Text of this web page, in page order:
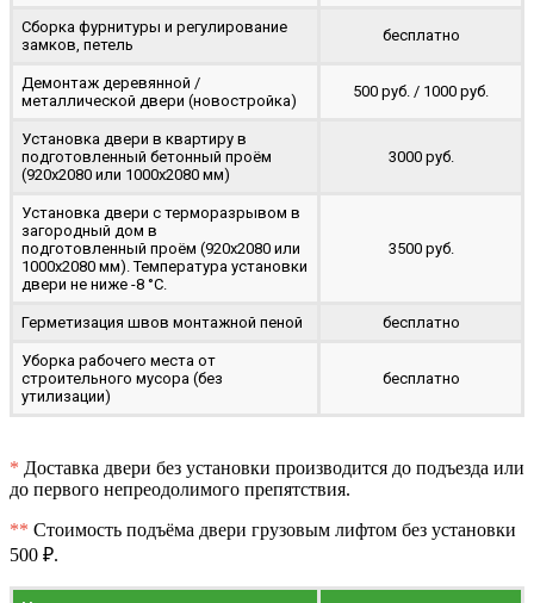
Сборка фурнитуры и регулирование
замков, петель
бесплатно
Демонтаж деревянной /
металлической двери (новостройка)
500 руб. / 1000 руб.
Установка двери в квартиру в
подготовленный бетонный проём
(920x2080 или 1000x2080 мм)
3000 руб.
Установка двери с терморазрывом в
загородный дом в
подготовленный проём (920x2080 или
1000x2080 мм). Температура установки
двери не ниже -8 °C.
3500 руб.
Герметизация швов монтажной пеной бесплатно
Уборка рабочего места от
строительного мусора (без
утилизации)
бесплатно
* Доставка двери без установки производится до подъезда или
до первого непреодолимого препятствия.
** Стоимость подъёма двери грузовым лифтом без установки
500 ₽.